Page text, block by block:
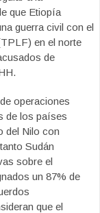
que Etiopía
guerra civil con el
en el norte
de
operaciones
de los países
del Nilo con
Sudán
sobre el
un 87% de
que el